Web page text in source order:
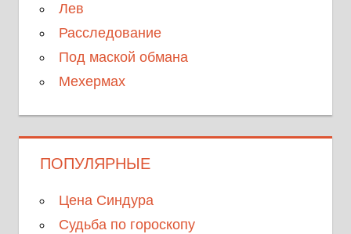
Лев
Расследование
Под маской обмана
Мехермах
ПОПУЛЯРНЫЕ
Цена Синдура
Судьба по гороскопу